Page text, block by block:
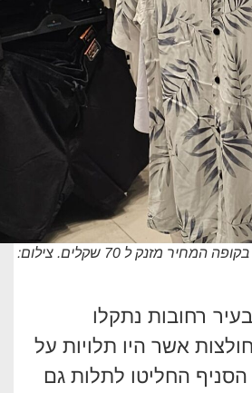
מתלה הבגדים המציג את כלל החולצות המכופתרות ב 50 שקלים. בפועל, בקופה המחיר מזנק ל 70 שקלים. צילום:
רחובות נתקלו
אשר היו תלויות על
הסניף החליטו לתלות גם